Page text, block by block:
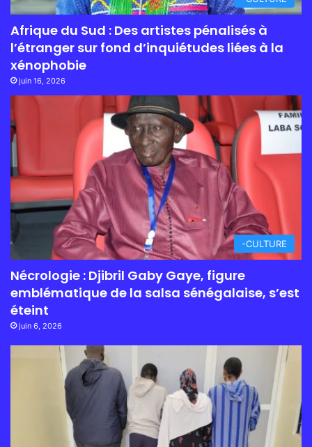
Afrique du Sud : Des artistes pénalisés à
l’étranger sur fond d’inquiétudes liées à la
xénophobie
juin 16, 2026
-CULTURE
Nécrologie : Djibril Gaby Gaye, figure
emblématique de la salsa sénégalaise, s’est
éteint
juin 6, 2026